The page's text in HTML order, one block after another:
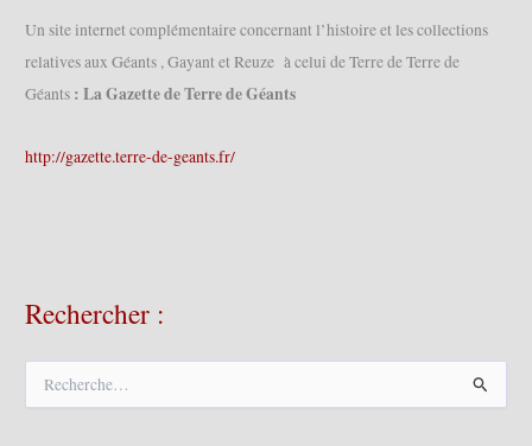
Un site internet complémentaire concernant l’histoire et les collections
relatives aux Géants , Gayant et Reuze à celui de Terre de Terre de
Géants : La Gazette de Terre de Géants
http://gazette.terre-de-geants.fr/
Rechercher :